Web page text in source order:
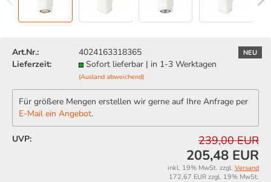
NEU
Art.Nr.:
4024163318365
Lieferzeit:
Sofort lieferbar | in 1-3 Werktagen
(Ausland abweichend)
Für größere Mengen erstellen wir gerne auf Ihre Anfrage per
E-Mail ein Angebot.
UVP: 239,00 EUR
205,48 EUR
inkl. 19% MwSt. zzgl. Versand
172,67 EUR zzgl. 19% MwSt.